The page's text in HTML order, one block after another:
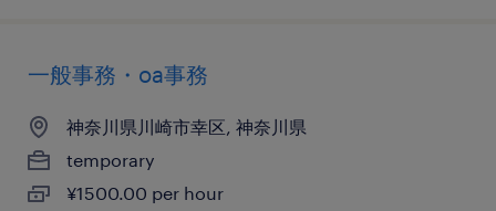
一般事務・oa事務
神奈川県川崎市幸区, 神奈川県
temporary
¥1500.00 per hour